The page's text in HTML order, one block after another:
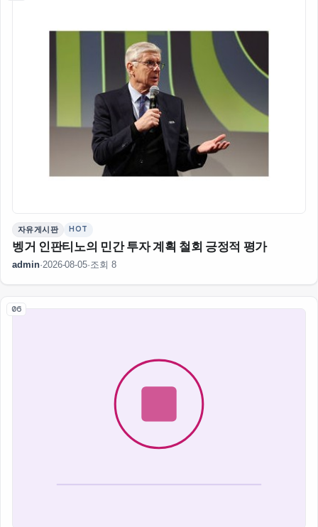
자유게시판 HOT
벵거 인판티노의 민간 투자 계획 철회 긍정적 평가
admin·2026-08-05·조회 8
06